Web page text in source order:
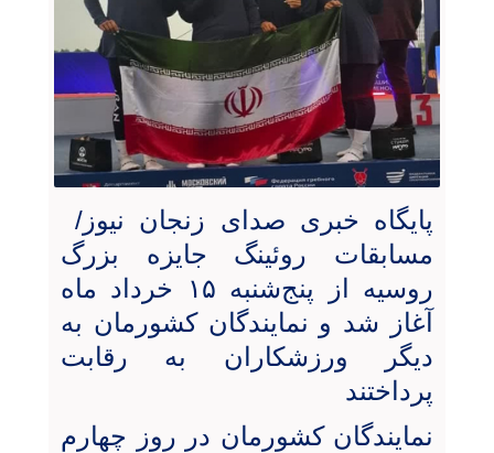
پایگاه خبری صدای زنجان نیوز/
مسابقات روئینگ جایزه بزرگ
روسیه از پنج‌شنبه ۱۵ خرداد ماه
آغاز شد و نمایندگان کشورمان به
دیگر ورزشکاران به رقابت
پرداختند
نمایندگان کشورمان در روز چهارم